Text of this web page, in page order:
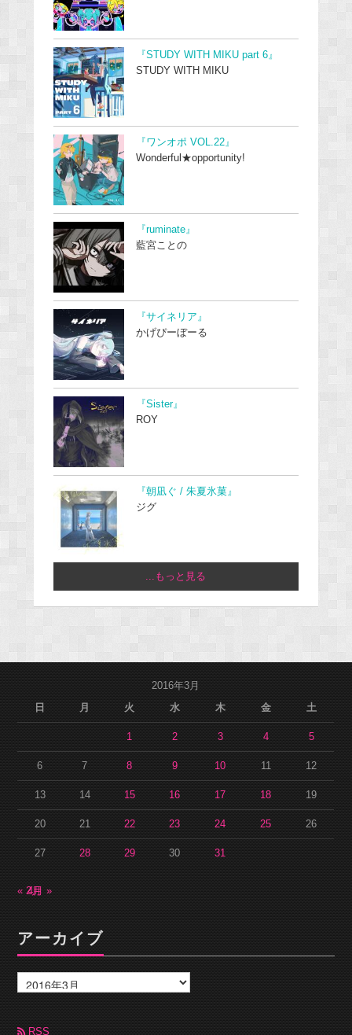
『STUDY WITH MIKU part 6』
STUDY WITH MIKU
『ワンオポ VOL.22』
Wonderful★opportunity!
『ruminate』
藍宮ことの
『サイネリア』
かげぴーぼーる
『Sister』
ROY
『朝凪ぐ / 朱夏氷菓』
ジグ
...もっと見る
2016年3月
日
月 火 水 木 金 土
1 2 3 4 5
6 7 8 9 10 11 12
13 14 15 16 17 18 19
20 21 22 23 24 25 26
27 28 29 30 31
« 2月4月 »
アーカイブ
ー
カ
ブRSS